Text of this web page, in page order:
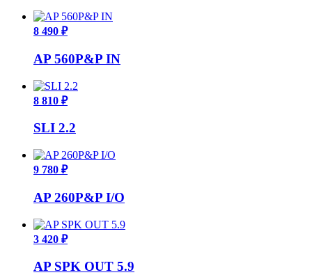
8 490 ₽
AP 560P&P IN
8 810 ₽
SLI 2.2
9 780 ₽
AP 260P&P I/O
3 420 ₽
AP SPK OUT 5.9